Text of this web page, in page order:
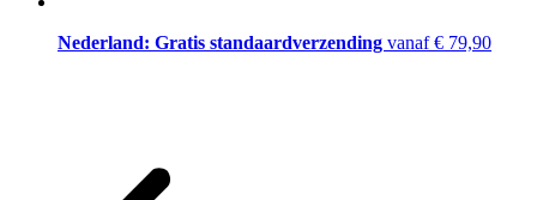
Nederland: Gratis standaardverzending vanaf € 79,90